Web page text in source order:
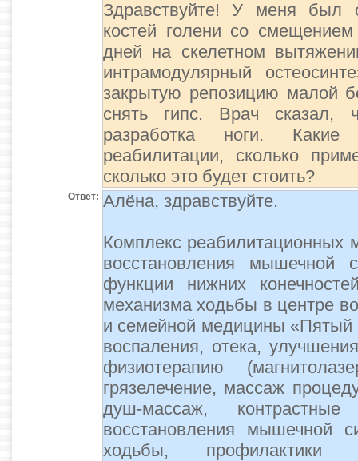
Здравствуйте! У меня был
костей голени со
дней на скелетном
интрамодулярный
закрытую репозицию малой
снять гипс. Врач сказал,
разработка ноги.
реабилитации, сколько
сколько это будет стоить?
Ответ: Алёна, здравствуйте.
Комплекс реабилитационных
восстановления мышечной
функции нижних
механизма ходьбы в центре
и семейной медицины «Пятый
воспаления, отека,
физиотерапию
грязелечение, массаж
душ-массаж,
восстановления мышечной
ходьбы,